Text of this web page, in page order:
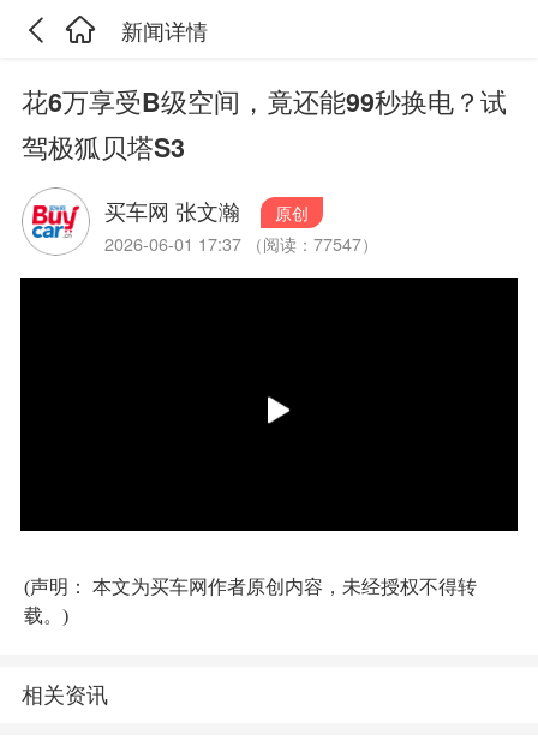
新闻详情
花6万享受B级空间，竟还能99秒换电？试
驾极狐贝塔S3
买车网 张文瀚
原创
2026-06-01 17:37 （阅读：77547）
(声明： 本文为买车网作者原创内容，未经授权不得转
载。)
相关资讯